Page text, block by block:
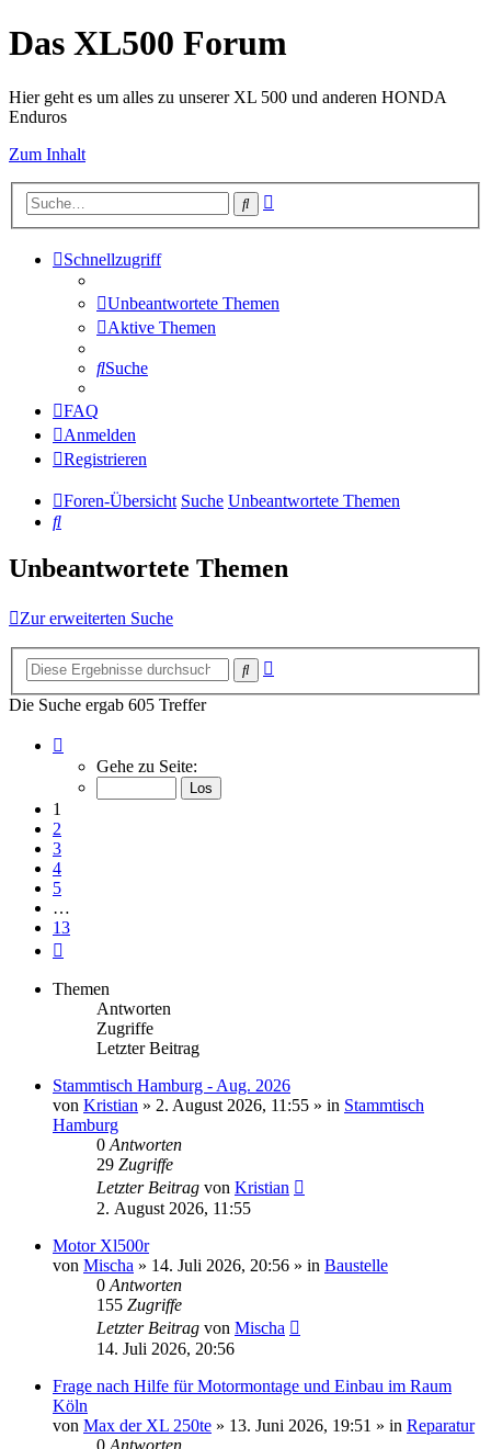
Das XL500 Forum
Hier geht es um alles zu unserer XL 500 und anderen HONDA
Enduros
Zum Inhalt
Suche
Schnellzugriff
Unbeantwortete Themen
Aktive Themen
Suche
FAQ
Anmelden
Registrieren
Foren-Übersicht Suche Unbeantwortete Themen
Suche
Unbeantwortete Themen
Zur erweiterten Suche
Suche
Die Suche ergab 605 Treffer
von
Gehe zu Seite:
1
2
3
4
5
…
13
Themen
Antworten
Zugriffe
Letzter Beitrag
Stammtisch Hamburg - Aug. 2026
von Kristian » 2. August 2026, 11:55 » in Stammtisch
Hamburg
0 Antworten
29 Zugriffe
Letzter Beitrag von Kristian
2. August 2026, 11:55
Motor Xl500r
von Mischa » 14. Juli 2026, 20:56 » in Baustelle
0 Antworten
155 Zugriffe
Letzter Beitrag von Mischa
14. Juli 2026, 20:56
Frage nach Hilfe für Motormontage und Einbau im Raum
Köln
von Max der XL 250te » 13. Juni 2026, 19:51 » in Reparatur
0 Antworten